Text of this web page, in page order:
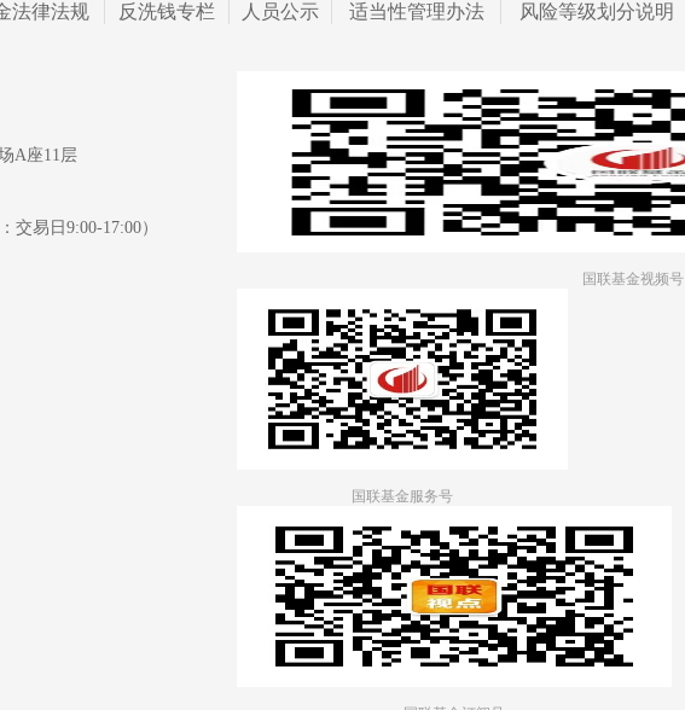
法律法规 反洗钱专栏 人员公示 适当性管理办法 风险等级划分说明
A座11层
交易日9:00-17:00）
国联基金视频号
国联基金服务号